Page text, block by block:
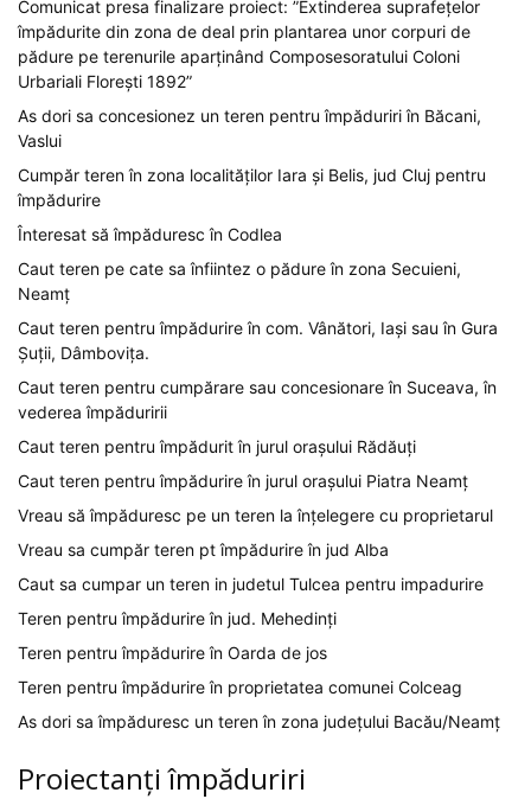
Comunicat presa finalizare proiect: ”Extinderea suprafețelor
împădurite din zona de deal prin plantarea unor corpuri de
pădure pe terenurile aparținând Composesoratului Coloni
Urbariali Florești 1892”
As dori sa concesionez un teren pentru împăduriri în Băcani,
Vaslui
Cumpăr teren în zona localităților Iara și Belis, jud Cluj pentru
împădurire
Înteresat să împăduresc în Codlea
Caut teren pe cate sa înfiintez o pădure în zona Secuieni,
Neamț
Caut teren pentru împădurire în com. Vânători, Iași sau în Gura
Șuții, Dâmbovița.
Caut teren pentru cumpărare sau concesionare în Suceava, în
vederea împăduririi
Caut teren pentru împădurit în jurul orașului Rădăuți
Caut teren pentru împădurire în jurul orașului Piatra Neamț
Vreau să împăduresc pe un teren la înțelegere cu proprietarul
Vreau sa cumpăr teren pt împădurire în jud Alba
Caut sa cumpar un teren in judetul Tulcea pentru impadurire
Teren pentru împădurire în jud. Mehedinți
Teren pentru împădurire în Oarda de jos
Teren pentru împădurire în proprietatea comunei Colceag
As dori sa împăduresc un teren în zona județului Bacău/Neamț
Proiectanți împăduriri